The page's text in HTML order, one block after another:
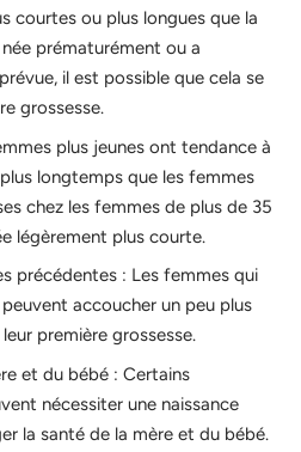
courtes ou plus longues que la
prématurément ou a
il est possible que cela se
grossesse.
plus jeunes ont tendance à
longtemps que les femmes
chez les femmes de plus de 35
légèrement plus courte.
précédentes : Les femmes qui
accoucher un peu plus
première grossesse.
et du bébé : Certains
nécessiter une naissance
la santé de la mère et du bébé.